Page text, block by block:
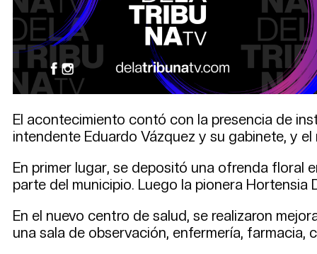
El acontecimiento contó con la presencia de
intendente Eduardo Vázquez y su gabinete, y
En primer lugar, se depositó una ofrenda floral
parte del municipio. Luego la pionera
En el nuevo centro de salud, se realizaron
una sala de observación, enfermería,